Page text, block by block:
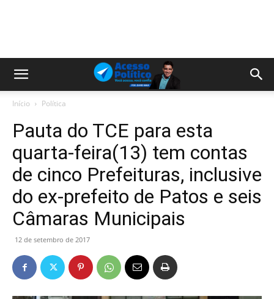
Início Política
Pauta do TCE para esta
quarta-feira(13) tem contas
de cinco Prefeituras, inclusive
do ex-prefeito de Patos e seis
Câmaras Municipais
12 de setembro de 2017